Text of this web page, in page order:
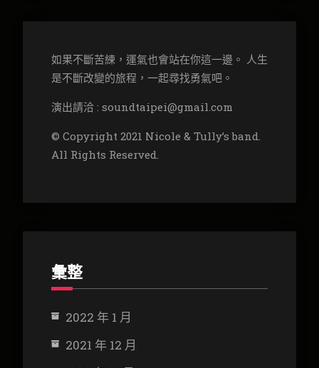
如果不斷苦練，運氣也會站在你這一邊。 人生
是不斷改變的旅程，一起尋找勇氣吧。
演出請洽 : soundtaipei@gmail.com
© Copyright 2021 Nicole & Tully’s band.
All Rights Reserved.
彙整
2022 年 1 月
2021 年 12 月